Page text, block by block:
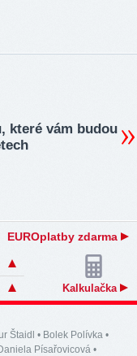
které vám budou
EUROplatby zdarma
Kalkulačka
Štaidl • Bolek Polívka •
Písařovicová •